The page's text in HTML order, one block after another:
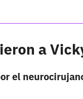
a
el